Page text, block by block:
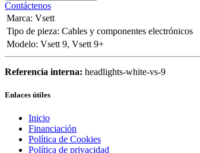
Contáctenos
Marca: Vsett
Tipo de pieza: Cables y componentes electrónicos
Modelo: Vsett 9, Vsett 9+
Referencia interna: headlights-white-vs-9
Enlaces útiles
Inicio
Financiación
Política de Cookies
Política de privacidad